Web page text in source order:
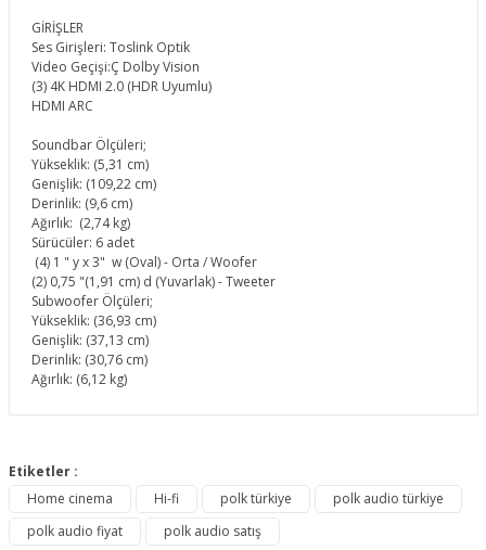
GİRİŞLER
Ses Girişleri: Toslink Optik
Video Geçişi:Ç Dolby Vision
(3) 4K HDMI 2.0 (HDR Uyumlu)
HDMI ARC
Soundbar Ölçüleri;
Yükseklik: (5,31 cm)
Genişlik: (109,22 cm)
Derinlik: (9,6 cm)
Ağırlık: (2,74 kg)
Sürücüler: 6 adet
(4) 1 " y x 3" w (Oval) - Orta / Woofer
(2) 0,75 "(1,91 cm) d (Yuvarlak) - Tweeter
Subwoofer Ölçüleri;
Yükseklik: (36,93 cm)
Genişlik: (37,13 cm)
Derinlik: (30,76 cm)
Ağırlık: (6,12 kg)
Yorum Yaz
konularda yetersiz gördüğünüz noktaları öneri formunu
Görüş ve önerileriniz için teşekkür ederiz.
Etiketler :
Home cinema
Hi-fi polk türkiye
polk audio türkiye
polk audio fiyat
polk audio satış